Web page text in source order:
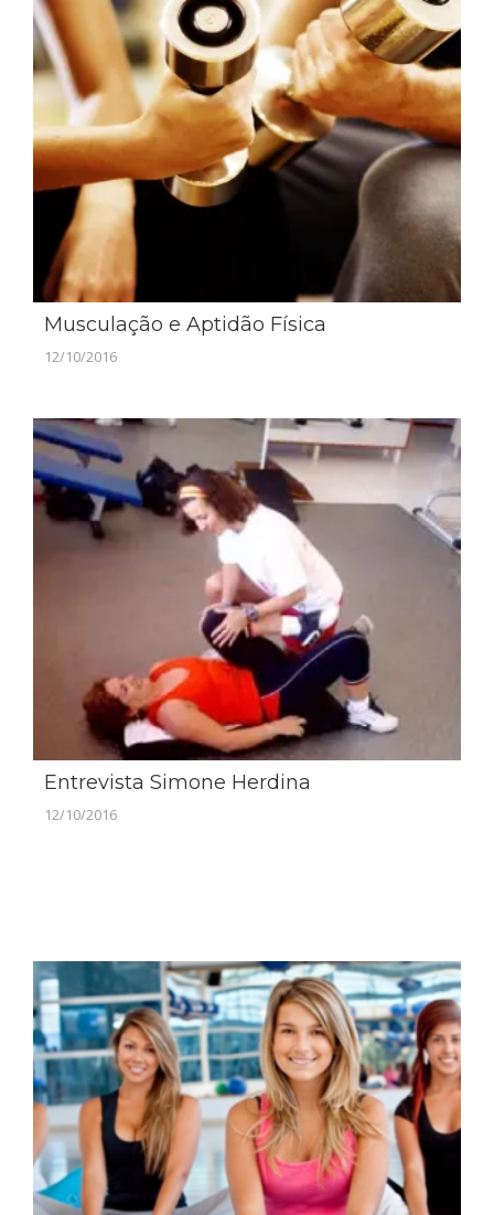
Musculação e Aptidão Física
12/10/2016
Entrevista Simone Herdina
12/10/2016